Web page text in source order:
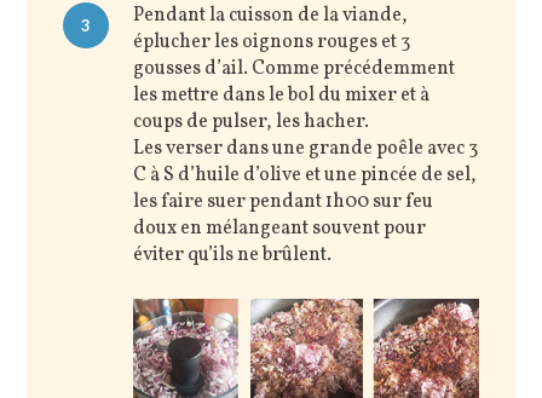
3
Pendant la cuisson de la viande,
éplucher les oignons rouges et 3
gousses d’ail. Comme précédemment
les mettre dans le bol du mixer et à
coups de pulser, les hacher.
Les verser dans une grande poêle avec 3
C à S d’huile d’olive et une pincée de sel,
les faire suer pendant 1h00 sur feu
doux en mélangeant souvent pour
éviter qu’ils ne brûlent.